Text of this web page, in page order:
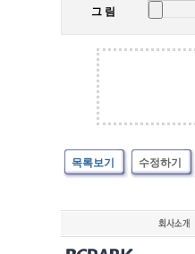
그 림
목록보기 수정하기